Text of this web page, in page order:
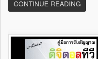
CONTINUE READING